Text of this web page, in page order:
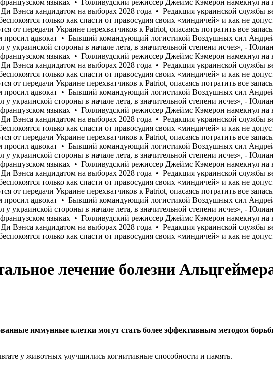
лечение болезни
иммунные клетки могут стать более эффективным методом
у животных улучшились когнитивные способности и память.